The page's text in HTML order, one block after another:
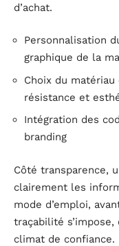
d’achat.
Personnalisation
graphique de la
Choix du
résistance et
Intégration des
branding
Côté transparence,
clairement les
mode d’emploi,
traçabilité s’impose,
climat de